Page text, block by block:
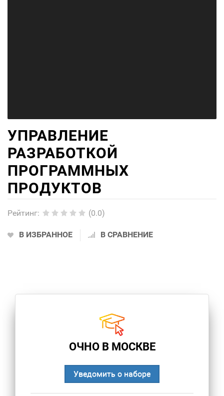
УПРАВЛЕНИЕ
РАЗРАБОТКОЙ
ПРОГРАММНЫХ
ПРОДУКТОВ
Рейтинг: (0.0)
В ИЗБРАННОЕ В СРАВНЕНИЕ
ОЧНО В МОСКВЕ
Уведомить о наборе